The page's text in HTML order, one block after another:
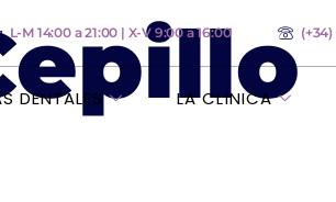
L-M 14:00 a 21:00 | X-V 9:00 a 16:00
DENTALES LA CLÍNICA